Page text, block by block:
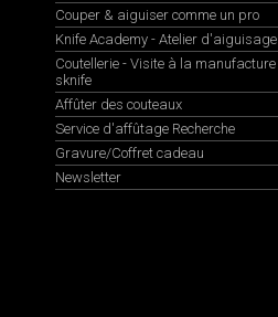
Couper & aiguiser comme un pro
Knife Academy - Atelier d'aiguisage
Coutellerie - Visite à la manufacture
sknife
Affûter des couteaux
Service d'affûtage Recherche
Gravure/Coffret cadeau
Newsletter